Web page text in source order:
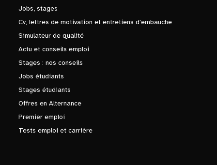
Jobs, stages
Cv, lettres de motivation et entretiens d'embauche
Simulateur de qualité
Actu et conseils emploi
Stages : nos conseils
Jobs étudiants
Stages étudiants
Offres en Alternance
Premier emploi
Tests emploi et carrière